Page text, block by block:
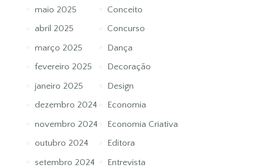
maio 2025
abril 2025
março 2025
fevereiro 2025
janeiro 2025
dezembro 2024
novembro 2024
outubro 2024
setembro 2024
Conceito
Concurso
Dança
Decoração
Design
Economia
Economia Criativa
Editora
Entrevista